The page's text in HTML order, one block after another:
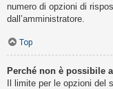
numero di opzioni di
dall’amministratore.
Top
Perché non è possibile
Il limite per le opzioni del